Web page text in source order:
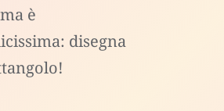
è
disegna